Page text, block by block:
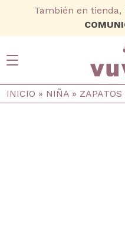
Ir al contenido principal
También en tienda,
Ruta de navegación
INICIO NIÑA